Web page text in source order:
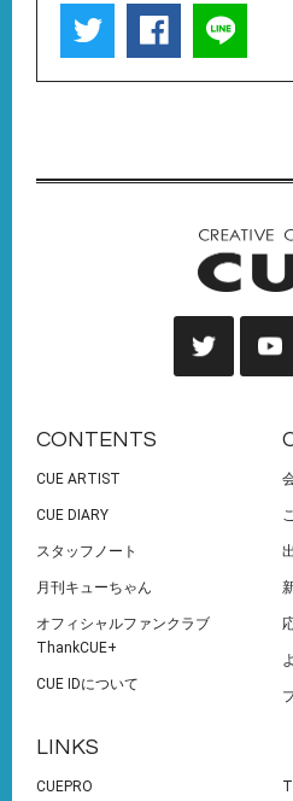
CONTENTS
CUE ARTIST
CUE DIARY
スタッフノート
月刊キューちゃん
オフィシャルファンクラブ
ThankCUE+
CUE IDについて
LINKS
CUEPRO